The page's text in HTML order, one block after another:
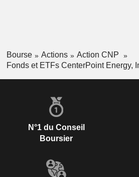
Bourse Actions
Action CNP
Fonds et ETFs CenterPoint Energy,
N°1 du Conseil
Boursier